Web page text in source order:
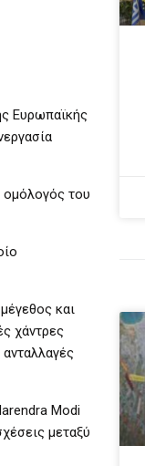
Ευρωπαϊκής
του
και
χάντρες
Modi
μεταξύ